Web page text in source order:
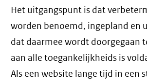
Het uitgangspunt is dat
worden benoemd, ingepland en
dat daarmee wordt doorgegaan
aan alle toegankelijkheids is
Als een website lange tijd in een